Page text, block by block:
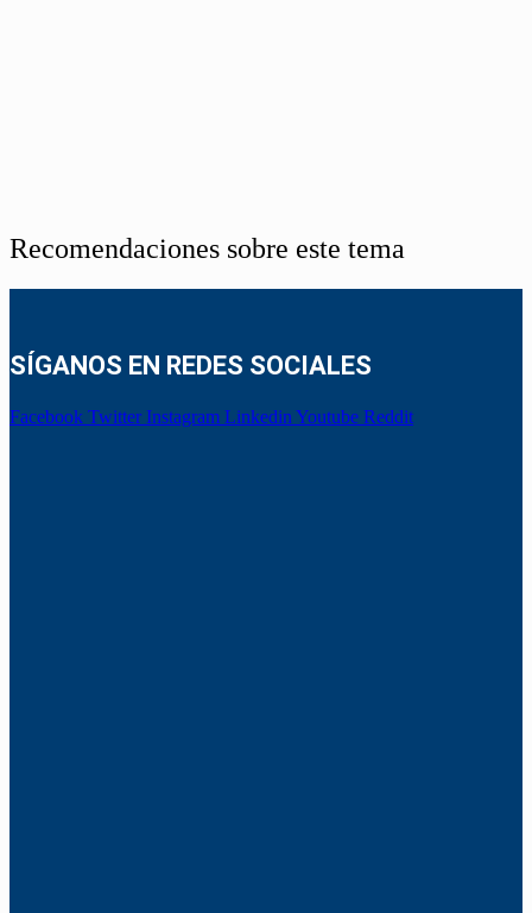
Recomendaciones sobre este tema
SÍGANOS EN REDES SOCIALES
Facebook Twitter Instagram Linkedin Youtube Reddit